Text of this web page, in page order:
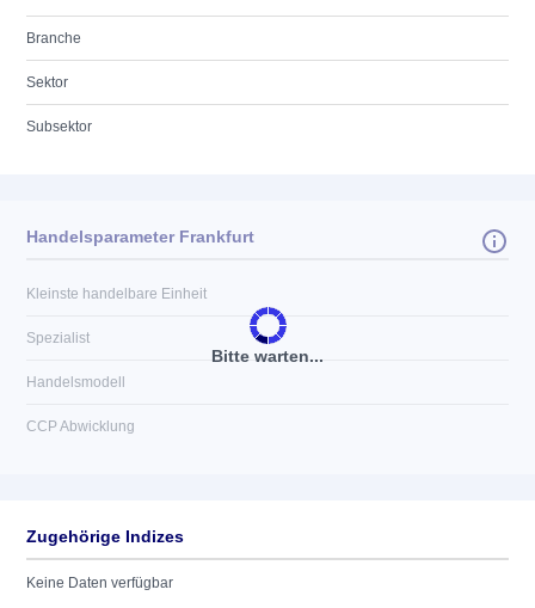
Branche
Sektor
Subsektor
Bitte warten...
Handelsparameter Frankfurt
Kleinste handelbare Einheit
Spezialist
Handelsmodell
CCP Abwicklung
Zugehörige Indizes
Keine Daten verfügbar